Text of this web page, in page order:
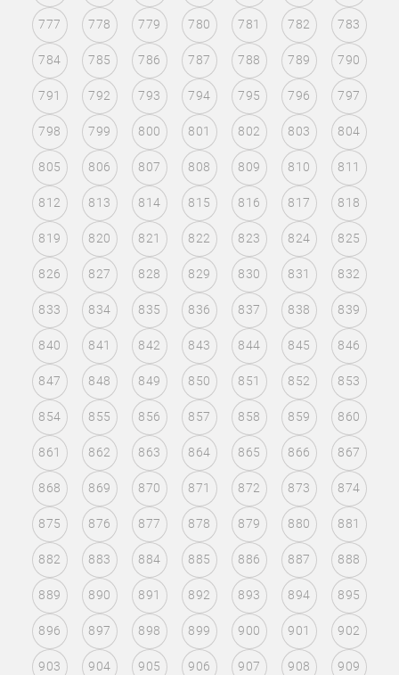
777 778 779 780 781 782 783
784 785 786 787 788 789 790
791 792 793 794 795 796 797
798 799 800 801 802 803 804
805 806 807 808 809 810 811
812 813 814 815 816 817 818
819 820 821 822 823 824 825
826 827 828 829 830 831 832
833 834 835 836 837 838 839
840 841 842 843 844 845 846
847 848 849 850 851 852 853
854 855 856 857 858 859 860
861 862 863 864 865 866 867
868 869 870 871 872 873 874
875 876 877 878 879 880 881
882 883 884 885 886 887 888
889 890 891 892 893 894 895
896 897 898 899 900 901 902
903 904 905 906 907 908 909